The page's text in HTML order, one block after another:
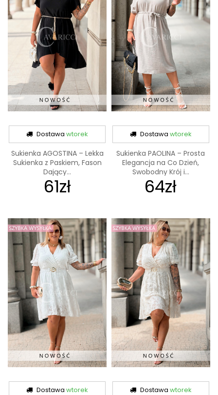
Dostawawtorek
Sukienka AGOSTINA – Lekka
Sukienka z Paskiem, Fason
Dający...
61zł
Dostawa wtorek
Sukienka PAOLINA – Prosta
Elegancja na Co Dzień,
Swobodny Krój i...
64zł
Dostawawtorek Dostawa wtorek